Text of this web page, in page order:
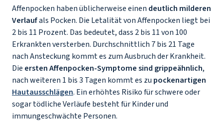
Affenpocken haben üblicherweise einen deutlich milderen
Verlaufals Pocken. Die Letalität von Affenpocken liegt bei
2 bis 11 Prozent. Das bedeutet, dass 2 bis 11 von 100
Erkrankten versterben. Durchschnittlich 7 bis 21 Tage
nach Ansteckung kommt es zum Ausbruch der Krankheit.
Die ersten Affenpocken-Symptome sind grippeähnlich,
nach weiteren 1 bis 3 Tagen kommt es zu pockenartigen
Hautausschlägen. Ein erhöhtes Risiko für schwere oder
sogar tödliche Verläufe besteht für Kinder und
immungeschwächte Personen.